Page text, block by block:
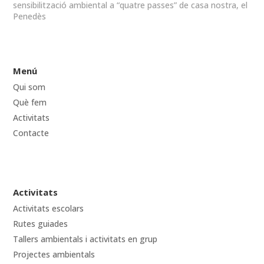
sensibilització ambiental a “quatre passes” de casa nostra, el
Penedès
Menú
Qui som
Què fem
Activitats
Contacte
Activitats
Activitats escolars
Rutes guiades
Tallers ambientals i activitats en grup
Projectes ambientals